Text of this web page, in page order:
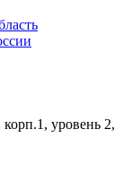
уровень 2,